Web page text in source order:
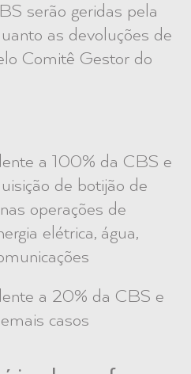
serão geridas pela
as devoluções de
Comitê Gestor do
a 100% da CBS e
de botijão de
operações de
elétrica, água,
a 20% da CBS e
casos